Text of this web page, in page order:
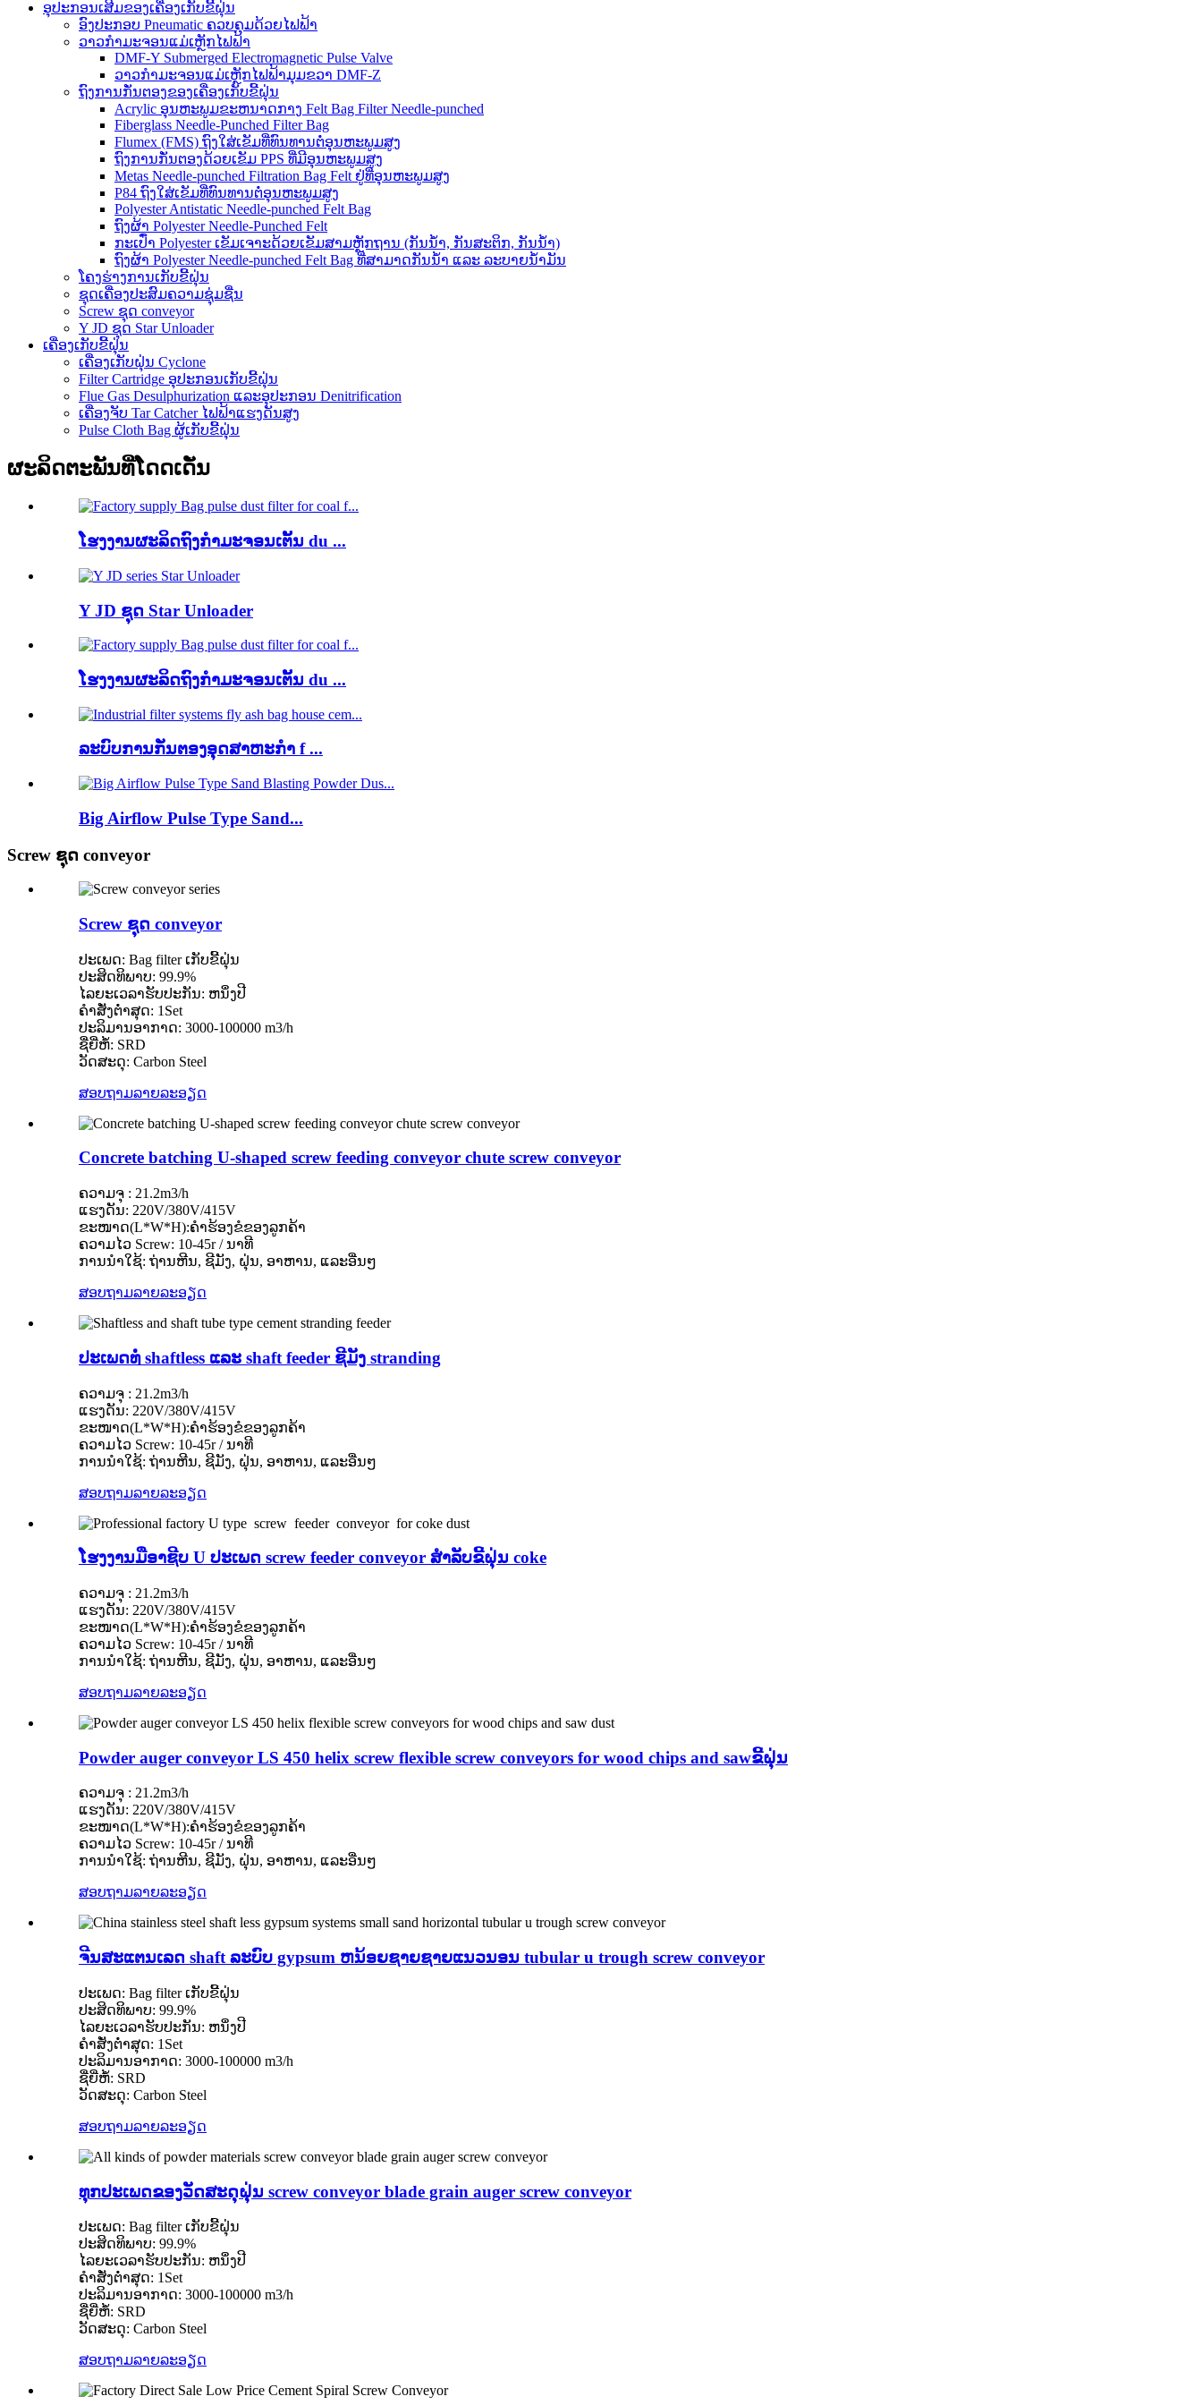
ອຸປະກອນເສີມຂອງເຄື່ອງເກັບຂີ້ຝຸ່ນ
ອົງປະກອບ Pneumatic ຄວບຄຸມດ້ວຍໄຟຟ້າ
ວາວກຳມະຈອນແມ່ເຫຼັກໄຟຟ້າ
DMF-Y Submerged Electromagnetic Pulse Valve
ວາວກຳມະຈອນແມ່ເຫຼັກໄຟຟ້າມຸມຂວາ DMF-Z
ຖົງການກັ່ນຕອງຂອງເຄື່ອງເກັບຂີ້ຝຸ່ນ
Acrylic ອຸນຫະພູມຂະຫນາດກາງ Felt Bag Filter Needle-punched
Fiberglass Needle-Punched Filter Bag
Flumex (FMS) ຖົງໃສ່ເຂັມທີ່ທົນທານຕໍ່ອຸນຫະພູມສູງ
ຖົງການກັ່ນຕອງດ້ວຍເຂັມ PPS ທີ່ມີອຸນຫະພູມສູງ
Metas Needle-punched Filtration Bag Felt ຢູ່ທີ່ອຸນຫະພູມສູງ
P84 ຖົງໃສ່ເຂັມທີ່ທົນທານຕໍ່ອຸນຫະພູມສູງ
Polyester Antistatic Needle-punched Felt Bag
ຖົງຜ້າ Polyester Needle-Punched Felt
ກະເປົ໋າ Polyester ເຂັມເຈາະດ້ວຍເຂັມສາມຫຼັກຖານ (ກັນນໍ້າ, ກັນສະຕິກ, ກັນນໍ້າ)
ຖົງຜ້າ Polyester Needle-punched Felt Bag ທີ່ສາມາດກັນນໍ້າ ແລະ ລະບາຍນໍ້າມັນ
ໂຄງຮ່າງການເກັບຂີ້ຝຸ່ນ
ຊຸດເຄື່ອງປະສົມຄວາມຊຸ່ມຊື່ນ
Screw ຊຸດ conveyor
Y JD ຊຸດ Star Unloader
ເຄື່ອງເກັບຂີ້ຝຸ່ນ
ເຄື່ອງເກັບຝຸ່ນ Cyclone
Filter Cartridge ອຸປະກອນເກັບຂີ້ຝຸ່ນ
Flue Gas Desulphurization ແລະອຸປະກອນ Denitrification
ເຄື່ອງຈັບ Tar Catcher ໄຟຟ້າແຮງດັນສູງ
Pulse Cloth Bag ຜູ້ເກັບຂີ້ຝຸ່ນ
ຜະລິດຕະພັນທີ່ໂດດເດັ່ນ
ໂຮງງານຜະລິດຖົງກໍາມະຈອນເຕັ້ນ du ...
Y JD ຊຸດ Star Unloader
ໂຮງງານຜະລິດຖົງກໍາມະຈອນເຕັ້ນ du ...
ລະບົບການກັ່ນຕອງອຸດສາຫະກໍາ f ...
Big Airflow Pulse Type Sand...
Screw ຊຸດ conveyor
Screw ຊຸດ conveyor
ປະເພດ: Bag filter ເກັບຂີ້ຝຸ່ນ
ປະສິດທິພາບ: 99.9%
ໄລຍະເວລາຮັບປະກັນ: ຫນຶ່ງປີ
ຄໍາສັ່ງຕໍ່າສຸດ: 1Set
ປະລິມານອາກາດ: 3000-100000 m3/h
ຊື່ຍີ່ຫໍ້: SRD
ວັດສະດຸ: Carbon Steel
ສອບຖາມລາຍລະອຽດ
Concrete batching U-shaped screw feeding conveyor chute screw conveyor
ຄວາມຈຸ : 21.2m3/h
ແຮງດັນ: 220V/380V/415V
ຂະໜາດ(L*W*H):ຄຳຮ້ອງຂໍຂອງລູກຄ້າ
ຄວາມໄວ Screw: 10-45r / ນາທີ
ການນໍາໃຊ້: ຖ່ານຫີນ, ຊີມັງ, ຝຸ່ນ, ອາຫານ, ແລະອື່ນໆ
ສອບຖາມລາຍລະອຽດ
ປະເພດທໍ່ shaftless ແລະ shaft feeder ຊີມັງ stranding
ຄວາມຈຸ : 21.2m3/h
ແຮງດັນ: 220V/380V/415V
ຂະໜາດ(L*W*H):ຄຳຮ້ອງຂໍຂອງລູກຄ້າ
ຄວາມໄວ Screw: 10-45r / ນາທີ
ການນໍາໃຊ້: ຖ່ານຫີນ, ຊີມັງ, ຝຸ່ນ, ອາຫານ, ແລະອື່ນໆ
ສອບຖາມລາຍລະອຽດ
ໂຮງງານມືອາຊີບ U ປະເພດ screw feeder conveyor ສໍາລັບຂີ້ຝຸ່ນ coke
ຄວາມຈຸ : 21.2m3/h
ແຮງດັນ: 220V/380V/415V
ຂະໜາດ(L*W*H):ຄຳຮ້ອງຂໍຂອງລູກຄ້າ
ຄວາມໄວ Screw: 10-45r / ນາທີ
ການນໍາໃຊ້: ຖ່ານຫີນ, ຊີມັງ, ຝຸ່ນ, ອາຫານ, ແລະອື່ນໆ
ສອບຖາມລາຍລະອຽດ
Powder auger conveyor LS 450 helix screw flexible screw conveyors for wood chips and sawຂີ້ຝຸ່ນ
ຄວາມຈຸ : 21.2m3/h
ແຮງດັນ: 220V/380V/415V
ຂະໜາດ(L*W*H):ຄຳຮ້ອງຂໍຂອງລູກຄ້າ
ຄວາມໄວ Screw: 10-45r / ນາທີ
ການນໍາໃຊ້: ຖ່ານຫີນ, ຊີມັງ, ຝຸ່ນ, ອາຫານ, ແລະອື່ນໆ
ສອບຖາມລາຍລະອຽດ
ຈີນສະແຕນເລດ shaft ລະບົບ gypsum ຫນ້ອຍຊາຍຊາຍແນວນອນ tubular u trough screw conveyor
ປະເພດ: Bag filter ເກັບຂີ້ຝຸ່ນ
ປະສິດທິພາບ: 99.9%
ໄລຍະເວລາຮັບປະກັນ: ຫນຶ່ງປີ
ຄໍາສັ່ງຕໍ່າສຸດ: 1Set
ປະລິມານອາກາດ: 3000-100000 m3/h
ຊື່ຍີ່ຫໍ້: SRD
ວັດສະດຸ: Carbon Steel
ສອບຖາມລາຍລະອຽດ
ທຸກປະເພດຂອງວັດສະດຸຝຸ່ນ screw conveyor blade grain auger screw conveyor
ປະເພດ: Bag filter ເກັບຂີ້ຝຸ່ນ
ປະສິດທິພາບ: 99.9%
ໄລຍະເວລາຮັບປະກັນ: ຫນຶ່ງປີ
ຄໍາສັ່ງຕໍ່າສຸດ: 1Set
ປະລິມານອາກາດ: 3000-100000 m3/h
ຊື່ຍີ່ຫໍ້: SRD
ວັດສະດຸ: Carbon Steel
ສອບຖາມລາຍລະອຽດ